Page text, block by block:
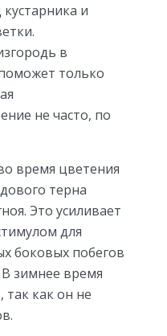
и
в
только
не часто, по
время цветения
терна
Это усиливает
для
боковых побегов
зимнее время
так как он не